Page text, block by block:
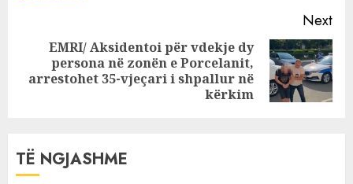
Next
Next
post:
EMRI/ Aksidentoi për vdekje dy
persona në zonën e Porcelanit,
arrestohet 35-vjeçari i shpallur në
kërkim
TË NGJASHME